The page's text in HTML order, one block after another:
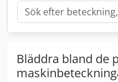
Bläddra bland de